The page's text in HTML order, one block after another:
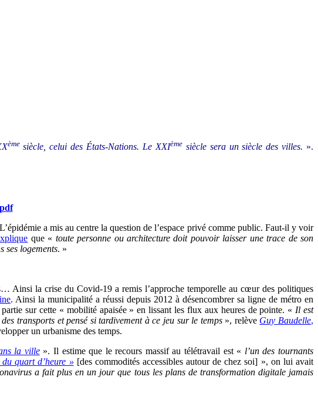
èmesiècle, celui des États-Nations. Le XXIèmesiècle sera un siècle des villes. ».
a mis au centre la question de l’espace privé comme public. Faut-il y voir
que « toute personne ou architecture doit pouvoir laisser une trace de son
ses logements. »
Ainsi la crise du Covid-19 a remis l’approche temporelle au cœur des politiques
. Ainsi la municipalité a réussi depuis 2012 à désencombrer sa ligne de métro en
sur cette « mobilité apaisée » en lissant les flux aux heures de pointe. « Il est
transports et pensé si tardivement à ce jeu sur le temps», relève Guy Baudelle,
un urbanisme des temps.
la ville». Il estime que le recours massif au télétravail est « l’un des tournants
quart d’heure » [des commodités accessibles autour de chez soi] », on lui avait
a fait plus en un jour que tous les plans de transformation digitale jamais